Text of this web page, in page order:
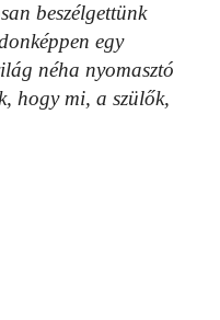
beszélgettünk
egy
néha nyomasztó
hogy mi, a szülők,